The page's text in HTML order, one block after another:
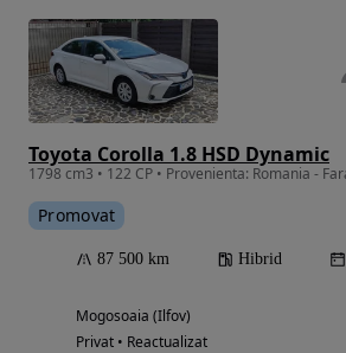
Toyota Corolla 1.8 HSD Dynamic
Promovat
87 500 km Hibrid
Mogosoaia (Ilfov)
Privat • Reactualizat